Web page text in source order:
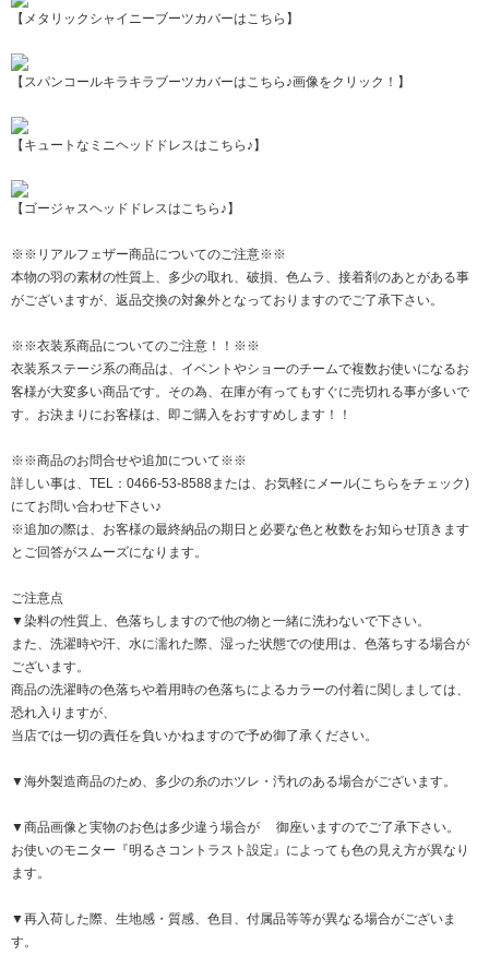
【メタリックシャイニーブーツカバーはこちら】
【スパンコールキラキラブーツカバーはこちら♪画像をクリック！】
【キュートなミニヘッドドレスはこちら♪】
【ゴージャスヘッドドレスはこちら♪】
※※リアルフェザー商品についてのご注意※※
本物の羽の素材の性質上、多少の取れ、破損、色ムラ、接着剤のあとがある事
がございますが、返品交換の対象外となっておりますのでご了承下さい。
※※衣装系商品についてのご注意！！※※
衣装系ステージ系の商品は、イベントやショーのチームで複数お使いになるお
客様が大変多い商品です。その為、在庫が有ってもすぐに売切れる事が多いで
す。お決まりにお客様は、即ご購入をおすすめします！！
※※商品のお問合せや追加について※※
詳しい事は、TEL：0466-53-8588または、 お気軽にメール(こちらをチェック)
にてお問い合わせ下さい♪
※追加の際は、お客様の最終納品の期日と必要な色と枚数をお知らせ頂きます
とご回答がスムーズになります。
ご注意点
▼染料の性質上、色落ちしますので他の物と一緒に洗わないで下さい。
また、洗濯時や汗、水に濡れた際、湿った状態での使用は、色落ちする場合が
ございます。
商品の洗濯時の色落ちや着用時の色落ちによるカラーの付着に関しましては、
恐れ入りますが、
当店では一切の責任を負いかねますので予め御了承ください。
▼海外製造商品のため、多少の糸のホツレ・汚れのある場合がございます。
▼商品画像と実物のお色は多少違う場合が 御座いますのでご了承下さい。
お使いのモニター『明るさコントラスト設定』によっても色の見え方が異なり
ます。
▼再入荷した際、生地感・質感、色目、付属品等等が異なる場合がございま
す。